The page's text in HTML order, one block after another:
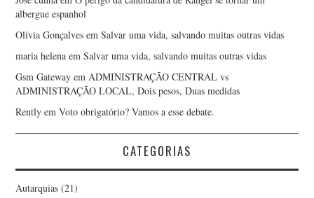
albergue espanhol
Olívia Gonçalves emSalvar uma vida, salvando muitas outras vidas
maria helena emSalvar uma vida, salvando muitas outras vidas
Gsm Gateway em ADMINISTRAÇÃO CENTRAL vs
ADMINISTRAÇÃO LOCAL, Dois pesos, Duas medidas
Rently emVoto obrigatório? Vamos a esse debate.
CATEGORIAS
Autarquias (21)